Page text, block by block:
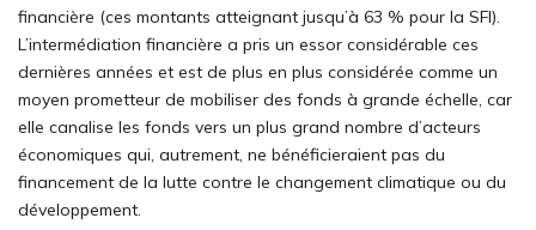
financière (ces montants atteignant jusqu’à 63 % pour la SFI).
L’intermédiation financière a pris un essor considérable ces
dernières années et est de plus en plus considérée comme un
moyen prometteur de mobiliser des fonds à grande échelle, car
elle canalise les fonds vers un plus grand nombre d’acteurs
économiques qui, autrement, ne bénéficieraient pas du
financement de la lutte contre le changement climatique ou du
développement.